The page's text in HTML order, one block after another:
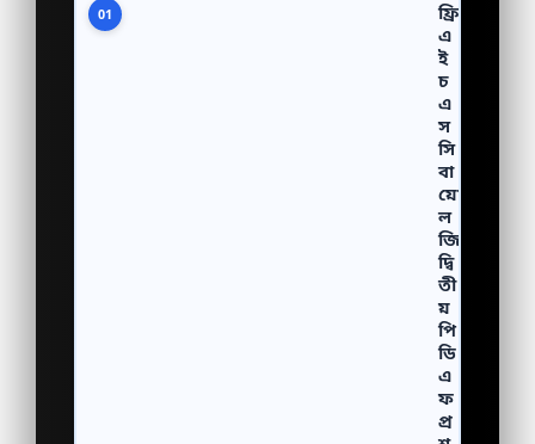
01
ফ্রি
এ
ই
চ
এ
স
সি
বা
য়ো
ল
জি
দ্বি
তী
য়
পি
ডি
এ
ফ
প্র